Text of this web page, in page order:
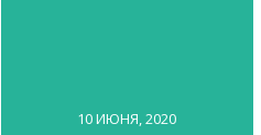
10 ИЮНЯ, 2020